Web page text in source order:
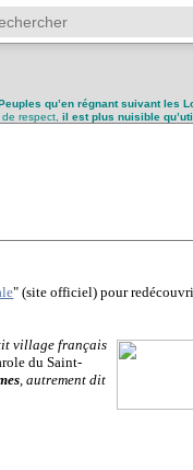
qu’en régnant suivant les
respect, il est plus nuisible
" (site officiel) pour
village français
du Saint-
, autrement dit